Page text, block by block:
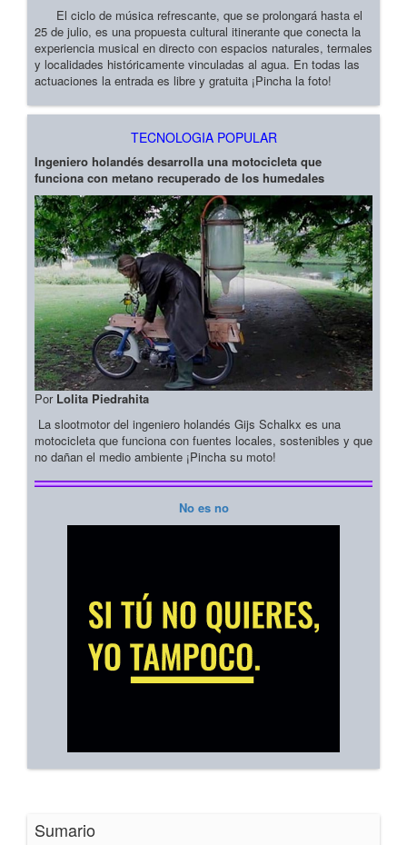
El ciclo de música refrescante, que se prolongará hasta el
25 de julio, es una propuesta cultural itinerante que conecta la
experiencia musical en directo con espacios naturales, termales
y localidades históricamente vinculadas al agua. En todas las
actuaciones la entrada es libre y gratuita ¡Pincha la foto!
TECNOLOGIA POPULAR
Ingeniero holandés desarrolla una motocicleta que
funciona con metano recuperado de los humedales
Por Lolita Piedrahita
La slootmotor del ingeniero holandés Gijs Schalkx es una
motocicleta que funciona con fuentes locales, sostenibles y que
no dañan el medio ambiente ¡Pincha su moto!
No es no
Sumario